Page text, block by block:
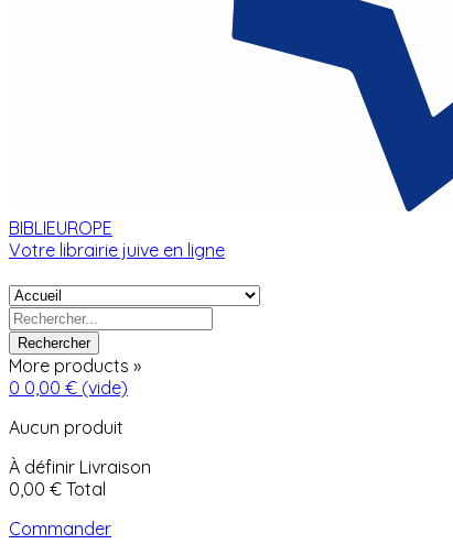
BIBLIEUROPE
Votre librairie juive en ligne
Rechercher
More products »
0 0,00 € (vide)
Aucun produit
À définir Livraison
0,00 € Total
Commander